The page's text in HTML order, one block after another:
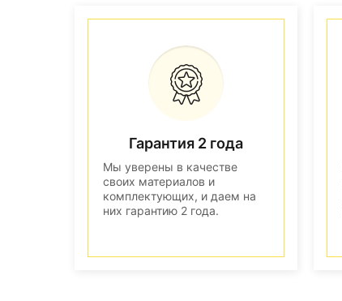
Гарантия 2 года
Мы уверены в качестве
своих материалов и
комплектующих, и даем на
них гарантию 2 года.